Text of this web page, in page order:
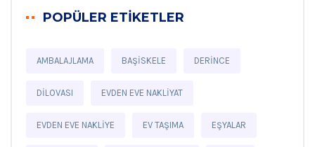
POPÜLER ETIKETLER
AMBALAJLAMA BAŞISKELE DERINCE
DILOVASI EVDEN EVE NAKLIYAT
EVDEN EVE NAKLIYE EV TAŞIMA EŞYALAR